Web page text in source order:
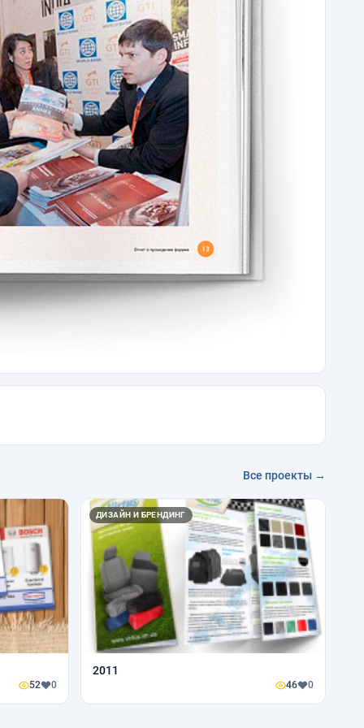
Все проекты →
52 0
ДИЗАЙН И БРЕНДИНГ
2011
46 0